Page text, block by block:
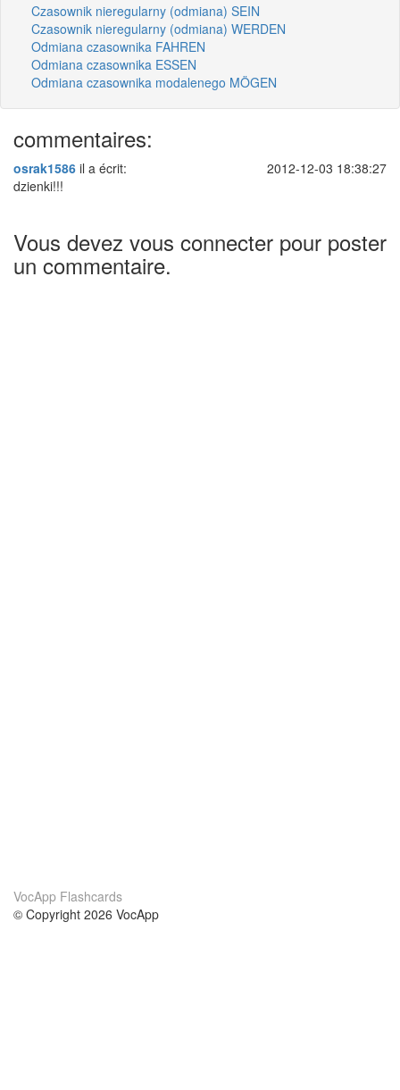
Czasownik nieregularny (odmiana) SEIN
Czasownik nieregularny (odmiana) WERDEN
Odmiana czasownika FAHREN
Odmiana czasownika ESSEN
Odmiana czasownika modalenego MÖGEN
commentaires:
osrak1586 il a écrit:
2012-12-03 18:38:27
dzienki!!!
Vous devez vous connecter pour poster
un commentaire.
VocApp Flashcards
© Copyright 2026 VocApp